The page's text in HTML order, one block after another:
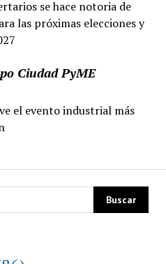
se hace notoria de
las próximas elecciones y
Ciudad PyME
el evento industrial más